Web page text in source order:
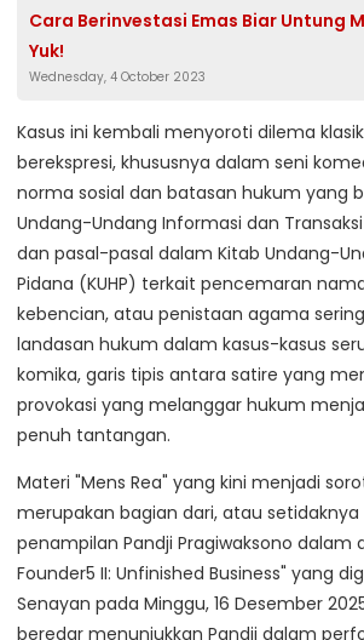
Cara Berinvestasi Emas Biar Untung
Yuk!
Wednesday, 4 October 2023
Kasus ini kembali menyoroti dilema
berekspresi, khususnya dalam seni
norma sosial dan batasan hukum yang
Undang-Undang Informasi dan Transaksi
dan pasal-pasal dalam Kitab Undang-
Pidana (KUHP) terkait pencemaran
kebencian, atau penistaan agama
landasan hukum dalam kasus-kasus
komika, garis tipis antara satire yang
provokasi yang melanggar hukum
penuh tantangan.
Materi "Mens Rea" yang kini menjadi
merupakan bagian dari, atau
penampilan Pandji Pragiwaksono dalam
Founder5 II: Unfinished Business" yang
Senayan pada Minggu, 16 Desember
beredar menunjukkan Pandji dalam